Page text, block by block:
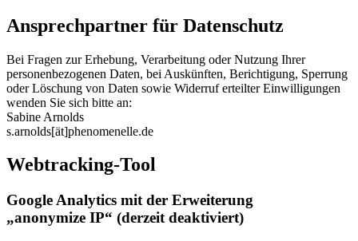
Ansprechpartner für Datenschutz
Bei Fragen zur Erhebung, Verarbeitung oder Nutzung Ihrer
personenbezogenen Daten, bei Auskünften, Berichtigung, Sperrung
oder Löschung von Daten sowie Widerruf erteilter Einwilligungen
wenden Sie sich bitte an:
Sabine Arnolds
s.arnolds[ät]phenomenelle.de
Webtracking-Tool
Google Analytics mit der Erweiterung
„anonymize IP“ (derzeit deaktiviert)